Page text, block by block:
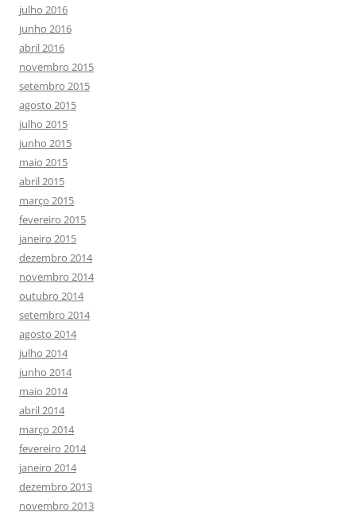
julho 2016
junho 2016
abril 2016
novembro 2015
setembro 2015
agosto 2015
julho 2015
junho 2015
maio 2015
abril 2015
março 2015
fevereiro 2015
janeiro 2015
dezembro 2014
novembro 2014
outubro 2014
setembro 2014
agosto 2014
julho 2014
junho 2014
maio 2014
abril 2014
março 2014
fevereiro 2014
janeiro 2014
dezembro 2013
novembro 2013